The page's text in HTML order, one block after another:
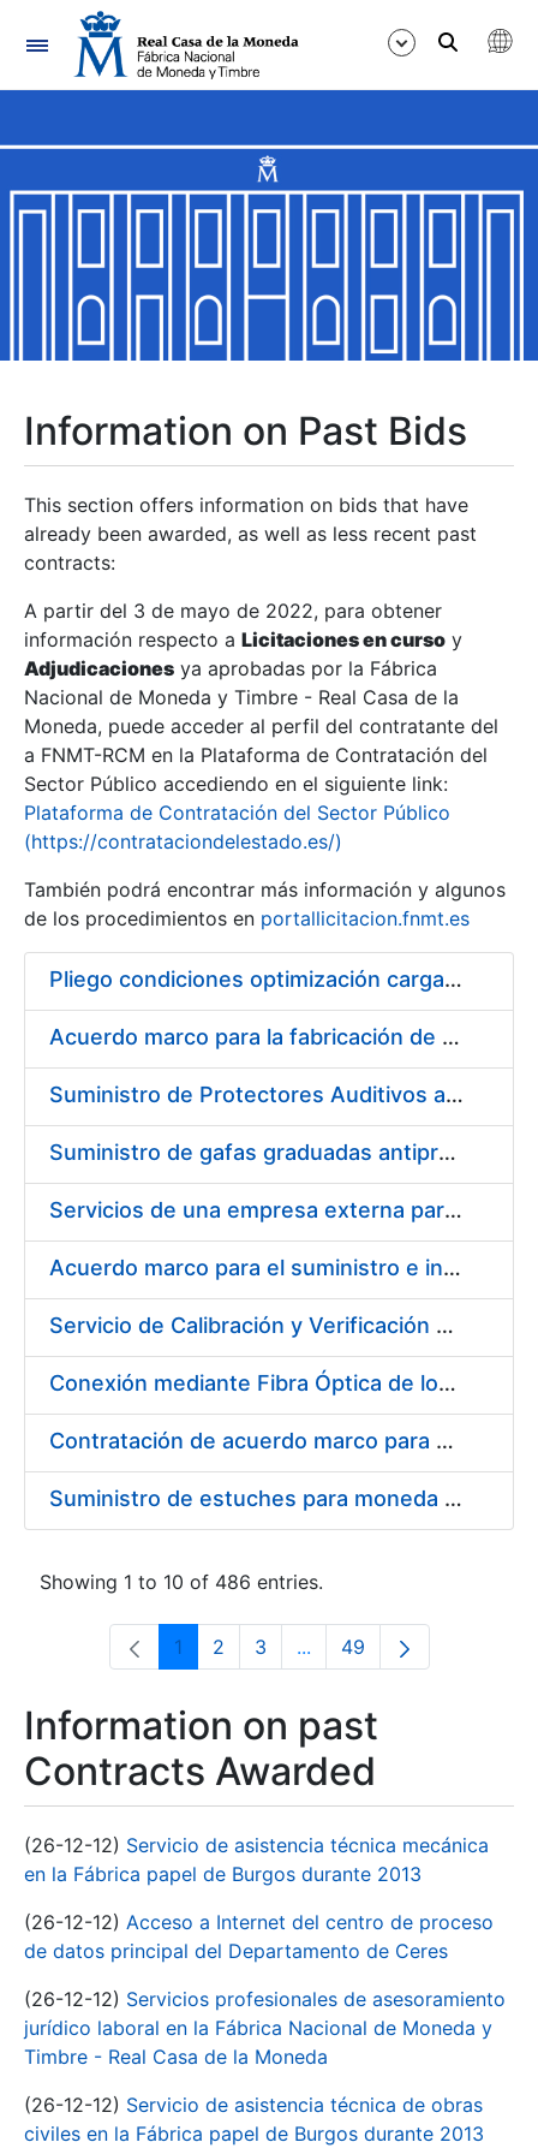
Navigation
Show/Hide
Show/Hide
Show/Hide
Show/Hide
Show/Hide
Show/Hide
Information on Past Bids
This section offers information on bids that have
already been awarded, as well as less recent past
contracts:
A partir del 3 de mayo de 2022, para obtener
información respecto a Licitaciones en curso y
Adjudicaciones ya aprobadas por la Fábrica
Nacional de Moneda y Timbre - Real Casa de la
Moneda, puede acceder al perfil del contratante del
a FNMT-RCM en la Plataforma de Contratación del
Sector Público accediendo en el siguiente link:
Plataforma de Contratación del Sector Público
(https://contrataciondelestado.es/)
También podrá encontrar más información y algunos
de los procedimientos en portallicitacion.fnmt.es
Pliego condiciones optimización cargas compras firmado
Acuerdo marco para la fabricación de piezas
Suministro de Protectores Auditivos a medida para las personas trabajadoras de los Centros de Trabajo de Madrid y Burgos
Suministro de gafas graduadas antiproyecciones para los trabajadores de la FNMT-RCM en los centros de trabajo de Madrid y Burgos
Servicios de una empresa externa para el asesoramiento y resolución de los recursos de alzada que se presentan relacionados con procesos de selección para la FNMT-RCM
Acuerdo marco para el suministro e instalación de persianas, estores y otros complementos
Servicio de Calibración y Verificación Externa de los Equipos de Medición del Servicio de Prevención de la FNMT-RCM
Conexión mediante Fibra Óptica de los Centros de Proceso de Datos (CPDs) de las sedes de la FNMT-RCM de Burgos y Madrid
Contratación de acuerdo marco para el Suministro de Material de Electricidad para la Fábrica Nacional de Moneda y Timbre-Real Casa de la Moneda en su centro de trabajo de Burgos
Suministro de estuches para moneda de 30 €
Showing 1 to 10 of 486 entries.
Page
1 Page
2 Page
3 ...Intermediate Pages Use
Page
49
Information on past
Contracts Awarded
(26-12-12) Servicio de asistencia técnica mecánica
en la Fábrica papel de Burgos durante 2013
(26-12-12) Acceso a Internet del centro de proceso
de datos principal del Departamento de Ceres
(26-12-12) Servicios profesionales de asesoramiento
jurídico laboral en la Fábrica Nacional de Moneda y
Timbre - Real Casa de la Moneda
(26-12-12) Servicio de asistencia técnica de obras
civiles en la Fábrica papel de Burgos durante 2013